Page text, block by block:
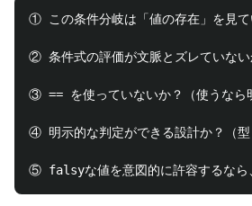
① この条件分岐は「値の存在」を見
② 条件式の評価が文脈とズレていな
③ == を使っていないか？（使うなら
④ 明示的な判定ができる設計か？（